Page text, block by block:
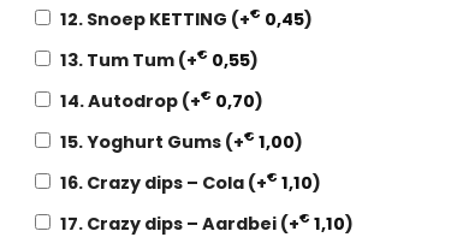
12. Snoep KETTING (+€ 0,45)
13. Tum Tum (+€ 0,55)
14. Autodrop (+€ 0,70)
15. Yoghurt Gums (+€ 1,00)
16. Crazy dips – Cola (+€ 1,10)
17. Crazy dips – Aardbei (+€ 1,10)